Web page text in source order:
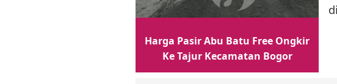
Harga Pasir Abu Batu Free Ongkir
Ke Tajur Kecamatan Bogor